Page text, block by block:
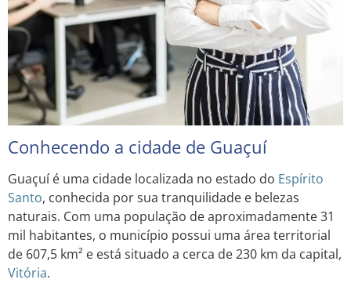
Conhecendo a cidade de Guaçuí
Guaçuí é uma cidade localizada no estado do Espírito
Santo, conhecida por sua tranquilidade e belezas
naturais. Com uma população de aproximadamente 31
mil habitantes, o município possui uma área territorial
de 607,5 km² e está situado a cerca de 230 km da capital,
Vitória.